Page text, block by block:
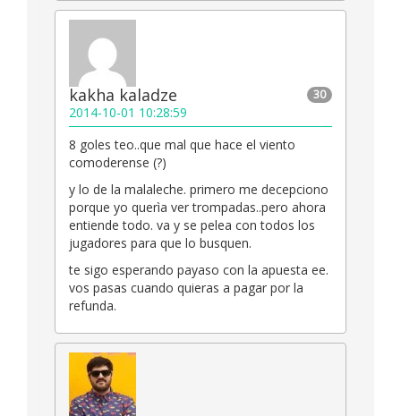
30
kakha kaladze
2014-10-01 10:28:59
8 goles teo..que mal que hace el viento
comoderense (?)
y lo de la malaleche. primero me decepciono
porque yo querìa ver trompadas..pero ahora
entiende todo. va y se pelea con todos los
jugadores para que lo busquen.
te sigo esperando payaso con la apuesta ee.
vos pasas cuando quieras a pagar por la
refunda.